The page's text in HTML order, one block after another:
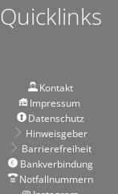
Quicklinks
Kontakt
Impressum
Datenschutz
Hinweisgeber
Barrierefreiheit
Bankverbindung
Notfallnummern